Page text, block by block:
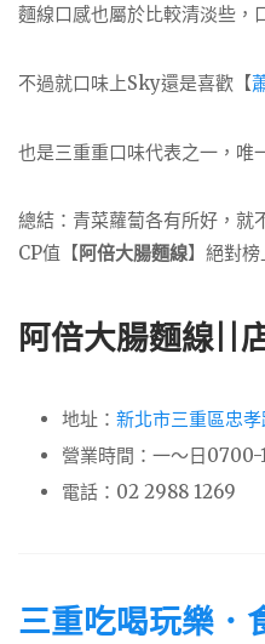
麵線口感也屬於比較清淡些，
不過就口味上Sky還是喜歡【
也是三重重口味代表之一，唯
總結：青菜蘿蔔各有所好，就
CP值【阿倍大腸麵線】絕對榜
阿倍大腸麵線||
地址： 新北市三重區忠
營業時間：一～日
電話：02 2988 1269
三重吃喝玩樂．